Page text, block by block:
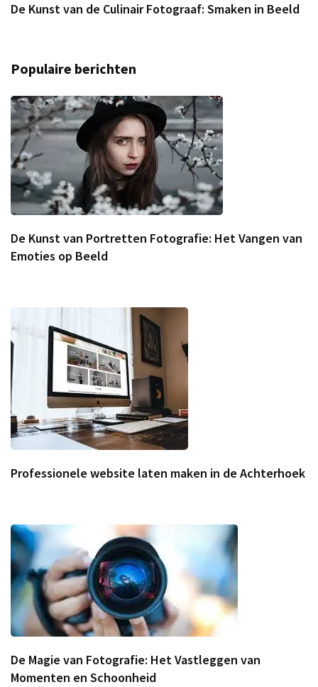
De Kunst van de Culinair Fotograaf: Smaken in Beeld
Populaire berichten
De Kunst van Portretten Fotografie: Het Vangen van
Emoties op Beeld
Professionele website laten maken in de Achterhoek
De Magie van Fotografie: Het Vastleggen van
Momenten en Schoonheid